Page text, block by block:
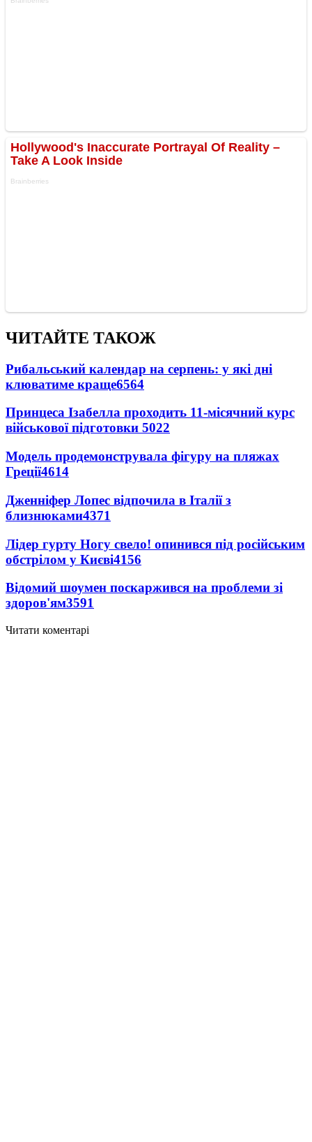
ЧИТАЙТЕ ТАКОЖ
Рибальський календар на серпень: у які дні
клюватиме краще6564
Принцеса Ізабелла проходить 11-місячний курс
військової підготовки 5022
Модель продемонструвала фігуру на пляжах
Греції4614
Дженніфер Лопес відпочила в Італії з
близнюками4371
Лідер гурту Ногу свело! опинився під російським
обстрілом у Києві4156
Відомий шоумен поскаржився на проблеми зі
здоров'ям3591
Читати коментарі